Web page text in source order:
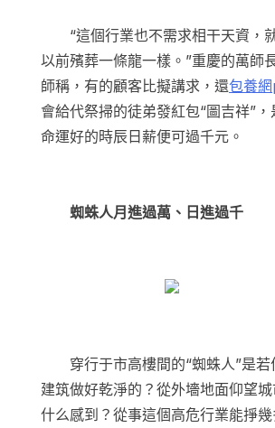
“這個行業也不需求相干天資，
以前殯葬一條龍一樣。”重慶的萬師
師稱，有的顧客比擬講求，還包養
會給代祭掃的徒弟發紅包“圖吉祥”，
命運好的時辰日薪便可過千元。
蜘蛛人月進過萬、日進過千
穿行于市高樓間的“蜘蛛人”是若
建筑做好乾淨的？從外墻地面仰望
什么感到？從事這個高危行業能掙幾